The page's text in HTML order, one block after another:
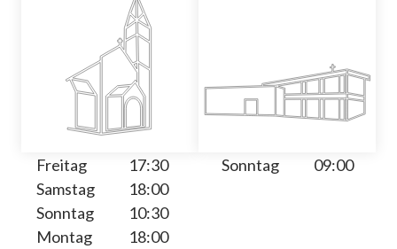
Freitag
17:30
Samstag
18:00
Sonntag
10:30
Montag
18:00
Sonntag 09:00